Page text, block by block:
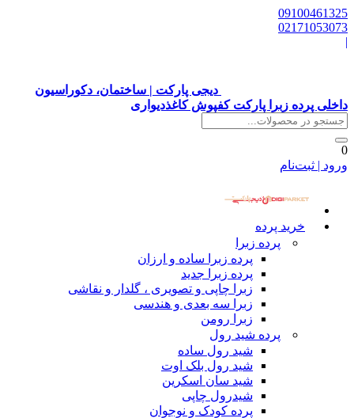
09100461325
02171053073
|
دیجی پارکت | ساختمان، دکوراسیون
داخلی پرده زبرا پارکت کفپوش کاغذدیواری
0
ورود | ثبت‌نام
خرید پرده
پرده زبرا
پرده زبرا ساده و ارزان
پرده زبرا جدید
زبرا چاپی و تصویری ، گلدار و نقاشی
زبرا سه بعدی و هندسی
زبرا رومن
پرده شید رول
شید رول ساده
شید رول بلک اوت
شید سان اسکرین
شیدرول چاپی
پرده کودک و نوجوان